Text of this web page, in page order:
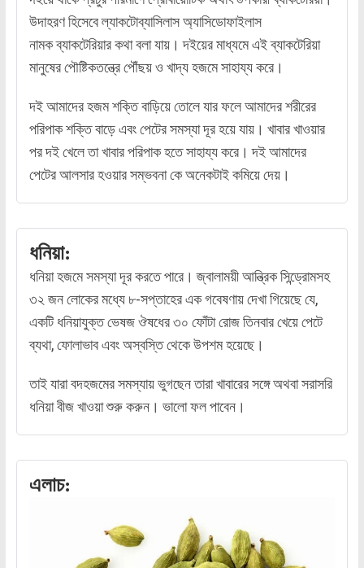
উদাহরণ হিসেবে ল্যাকটোব্যাসিলাস অ্যাসিডোফাইলাস
নামক ব্যাকটেরিয়ার কথা বলা যায়। দইয়ের মাধ্যমে এই ব্যাকটেরিয়া
মানুষের পৌষ্টিকতন্ত্রে পৌঁছয় ও খাদ্য হজমে সাহায্য করে।
দই আমাদের হজম শক্তি বাড়িয়ে তোলে যার ফলে আমাদের শরীরের
পরিপাক শক্তি বাড়ে এবং পেটের সমস্যা দূর হয়ে যায়। খাবার খাওয়ার
পর দই খেলে তা খাবার পরিপাক হতে সাহায্য করে। দই আমাদের
পেটের আলসার হওয়ার সম্ভবনা কে অনেকটাই কমিয়ে দেয়।
ধনিয়া:
ধনিয়া হজমে সমস্যা দূর করতে পারে। জ্বালাময়ী আন্ত্রিক সিন্ড্রোমসহ
৩২ জন লোকের মধ্যে ৮-সপ্তাহের এক গবেষণায় দেখা গিয়েছে যে,
একটি ধনিয়াযুক্ত ভেষজ ঔষধের ৩০ ফোঁটা রোজ তিনবার খেয়ে পেটে
ব্যথা, ফোলাভাব এবং অস্বস্তি থেকে উপশম হয়েছে।
তাই যারা বদহজমের সমস্যায় ভুগছেন তারা খাবারের সঙ্গে অথবা সরাসরি
ধনিয়া বীজ খাওয়া শুরু করুন। ভালো ফল পাবেন।
এলাচ: